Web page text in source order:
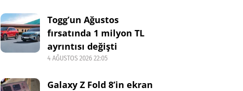
Togg’un Ağustos
fırsatında 1 milyon TL
ayrıntısı değişti
4 AĞUSTOS 2026 22:05
Galaxy Z Fold 8’in ekran